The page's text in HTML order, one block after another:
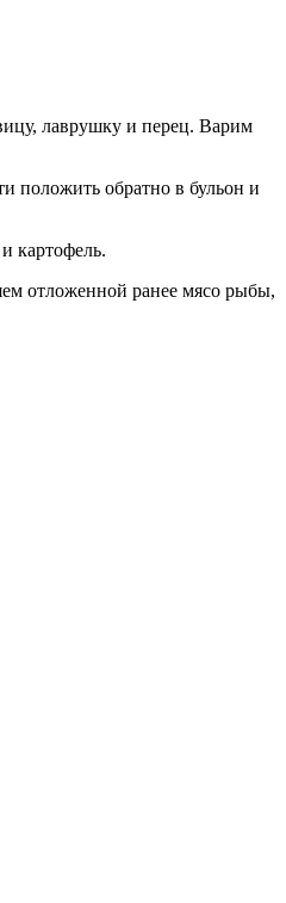
лаврушку и перец. Варим
положить обратно в бульон и
картофель.
отложенной ранее мясо рыбы,